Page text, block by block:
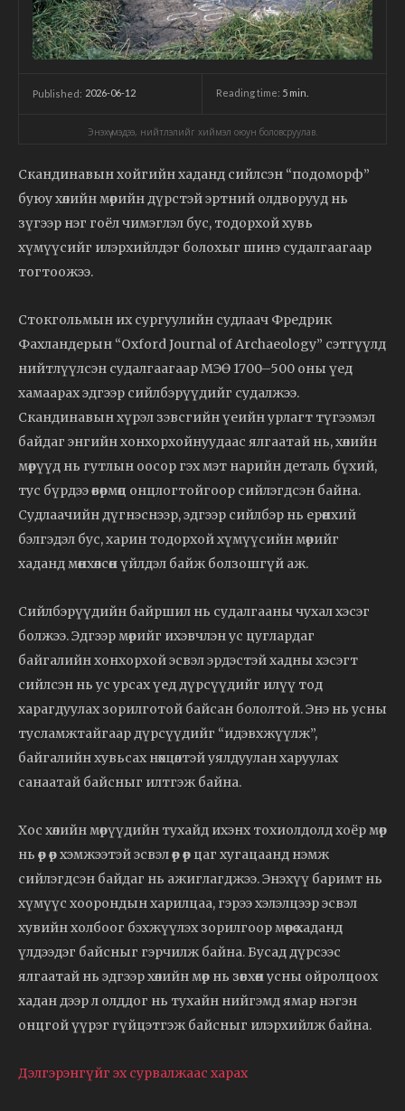
Published: 2026-06-12 Reading time: 5 min.
Энэхүү мэдээ, нийтлэлийг хиймэл оюун боловсруулав.
Скандинавын хойгийн хаданд сийлсэн “подоморф”
буюу хөлийн мөрийн дүрстэй эртний олдворууд нь
зүгээр нэг гоёл чимэглэл бус, тодорхой хувь
хүмүүсийг илэрхийлдэг болохыг шинэ судалгаагаар
тогтоожээ.
Стокгольмын их сургуулийн судлаач Фредрик
Фахландерын “Oxford Journal of Archaeology” сэтгүүлд
нийтлүүлсэн судалгаагаар МЭӨ 1700–500 оны үед
хамаарах эдгээр сийлбэрүүдийг судалжээ.
Скандинавын хүрэл зэвсгийн үеийн урлагт түгээмэл
байдаг энгийн хонхорхойнуудаас ялгаатай нь, хөлийн
мөрүүд нь гутлын оосор гэх мэт нарийн деталь бүхий,
тус бүрдээ өвөрмөц онцлогтойгоор сийлэгдсэн байна.
Судлаачийн дүгнэснээр, эдгээр сийлбэр нь ерөнхий
бэлгэдэл бус, харин тодорхой хүмүүсийн мөрийг
хаданд мөнхөлсөн үйлдэл байж болзошгүй аж.
Сийлбэрүүдийн байршил нь судалгааны чухал хэсэг
болжээ. Эдгээр мөрийг ихэвчлэн ус цуглардаг
байгалийн хонхорхой эсвэл эрдэстэй хадны хэсэгт
сийлсэн нь ус урсах үед дүрсүүдийг илүү тод
харагдуулах зорилготой байсан бололтой. Энэ нь усны
тусламжтайгаар дүрсүүдийг “идэвхжүүлж”,
байгалийн хувьсах нөхцөлтэй уялдуулан харуулах
санаатай байсныг илтгэж байна.
Хос хөлийн мөрүүдийн тухайд ихэнх тохиолдолд хоёр мөр
нь өөр өөр хэмжээтэй эсвэл өөр өөр цаг хугацаанд нэмж
сийлэгдсэн байдаг нь ажиглагджээ. Энэхүү баримт нь
хүмүүс хоорондын харилцаа, гэрээ хэлэлцээр эсвэл
хувийн холбоог бэхжүүлэх зорилгоор мөрөө хаданд
үлдээдэг байсныг гэрчилж байна. Бусад дүрсээс
ялгаатай нь эдгээр хөлийн мөр нь зөвхөн усны ойролцоох
хадан дээр л олддог нь тухайн нийгэмд ямар нэгэн
онцгой үүрэг гүйцэтгэж байсныг илэрхийлж байна.
Дэлгэрэнгүйг эх сурвалжаас харах